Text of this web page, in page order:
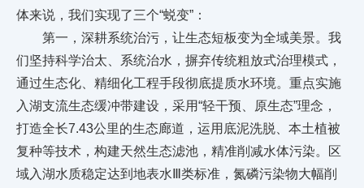
体来说，我们实现了三个“蜕变”：
第一，深耕系统治污，让生态短板变为全域美景。我
们坚持科学治太、系统治水，摒弃传统粗放式治理模式，
通过生态化、精细化工程手段彻底提质水环境。重点实施
入湖支流生态缓冲带建设，采用“轻干预、原生态”理念，
打造全长7.43公里的生态廊道，运用底泥洗脱、本土植被
复种等技术，构建天然生态滤池，精准削减水体污染。区
域入湖水质稳定达到地表水Ⅲ类标准，氮磷污染物大幅削